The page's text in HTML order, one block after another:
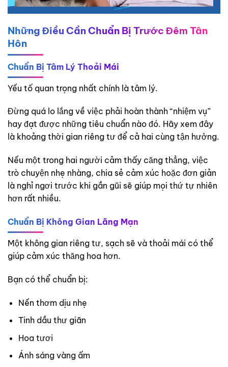
Những Điều Cần Chuẩn Bị Trước Đêm Tân
Hôn
Chuẩn Bị Tâm Lý Thoải Mái
Yếu tố quan trọng nhất chính là tâm lý.
Đừng quá lo lắng về việc phải hoàn thành “nhiệm vụ”
hay đạt được những tiêu chuẩn nào đó. Hãy xem đây
là khoảng thời gian riêng tư để cả hai cùng tận hưởng.
Nếu một trong hai người cảm thấy căng thẳng, việc
trò chuyện nhẹ nhàng, chia sẻ cảm xúc hoặc đơn giản
là nghỉ ngơi trước khi gần gũi sẽ giúp mọi thứ tự nhiên
hơn rất nhiều.
Chuẩn Bị Không Gian Lãng Mạn
Một không gian riêng tư, sạch sẽ và thoải mái có thể
giúp cảm xúc thăng hoa hơn.
Bạn có thể chuẩn bị:
Nến thơm dịu nhẹ
Tinh dầu thư giãn
Hoa tươi
Ánh sáng vàng ấm